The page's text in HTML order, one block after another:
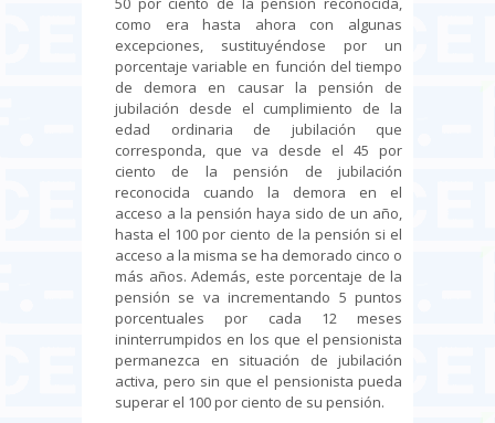
como era hasta ahora con algunas
excepciones, sustituyéndose por un
porcentaje variable en función del tiempo
de demora en causar la pensión de
jubilación desde el cumplimiento de la
edad ordinaria de jubilación que
corresponda, que va desde el 45 por
ciento de la pensión de jubilación
reconocida cuando la demora en el
acceso a la pensión haya sido de un año,
hasta el 100 por ciento de la pensión si el
acceso a la misma se ha demorado cinco o
más años. Además, este porcentaje de la
pensión se va incrementando 5 puntos
porcentuales por cada 12 meses
ininterrumpidos en los que el pensionista
permanezca en situación de jubilación
activa, pero sin que el pensionista pueda
superar el 100 por ciento de su pensión.